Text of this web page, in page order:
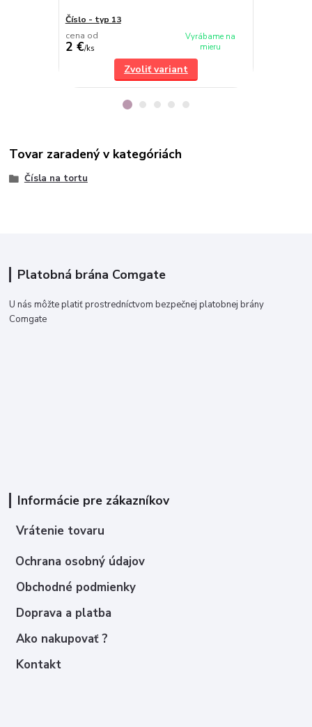
Číslo - typ 13
cena od
2 €/ks
Vyrábame na
mieru
Zvoliť variant
Tovar zaradený v kategóriách
Čísla na tortu
Platobná brána Comgate
U nás môžte platiť prostredníctvom bezpečnej platobnej brány
Comgate
Informácie pre zákazníkov
Vrátenie tovaru
Ochrana osobný údajov
Obchodné podmienky
Doprava a platba
Ako nakupovať ?
Kontakt